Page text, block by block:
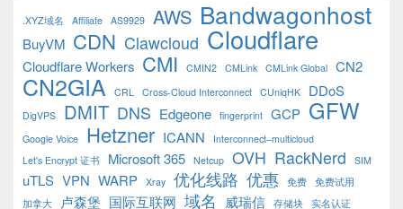
Sidebar
Area
.XYZ域名 Affiliate AS9929 AWS Bandwagonhost
BuyVM CDN Clawcloud Cloudflare
Cloudflare Workers CMI CMIN2 CMLink CMLink Global CN2
CN2GIA CRL Cross-Cloud Interconnect CUniqHK DDoS
DigVPS DMIT DNS Edgeone fingerprint GCP GFW
Google Voice Hetzner ICANN
Interconnect–multicloud
Let's Encrypt 证书
Microsoft 365 Netcup OVH RackNerd SIM
uTLS VPN WARP Xray 优化线路 优惠 免费 免费试用
加拿大
卢森堡 国际互联网 域名 威瑞信 存储块 实名认证